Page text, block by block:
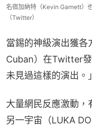
名宿加納特（Kevin Garnett）
（Twitter）
當錫的神級演出獲
Cuban）在Twitter
未見過這樣的演出。」
大量網民反應激動，
另一宇宙（LUKA